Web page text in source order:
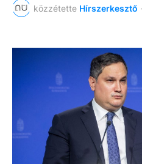
közzétette Hírszerkesztő